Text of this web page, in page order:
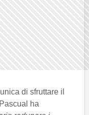
di sfruttare il
ha